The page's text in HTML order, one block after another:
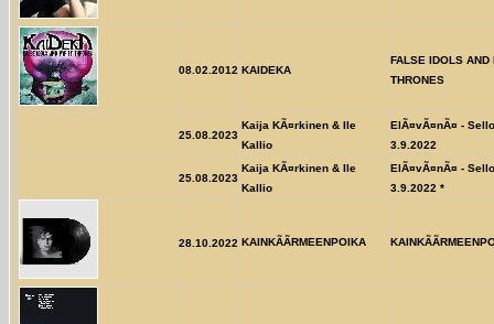
08.02.2012 KAIDEKA
FALSE IDOLS AND
THRONES
25.08.2023
Kaija KÃ¤rkinen & Ile
Kallio
ElÃ¤vÃ¤nÃ¤ -
3.9.2022
25.08.2023
Kaija KÃ¤rkinen & Ile
Kallio
ElÃ¤vÃ¤nÃ¤ -
3.9.2022 *
28.10.2022 KAINKÃÃRMEENPOIKA